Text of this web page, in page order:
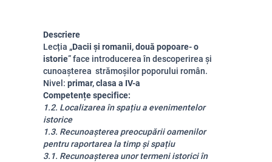
Descriere
Lecția „Dacii și romanii, două popoare- o
istorie” face introducerea în descoperirea și
cunoașterea strămoșilor poporului român.
Nivel: primar, clasa a IV-a
Competențe specifice:
1.2. Localizarea în spațiu a evenimentelor
istorice
1.3. Recunoașterea preocupării oamenilor
pentru raportarea la timp și spațiu
3.1. Recunoașterea unor termeni istorici în